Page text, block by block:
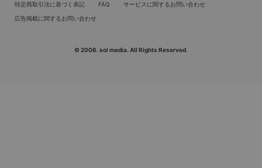
特定商取引法に基づく表記
FAQ
サービスに関するお問い合わせ
広告掲載に関するお問い合わせ
© 2006. sol media. All Rights Reserved.